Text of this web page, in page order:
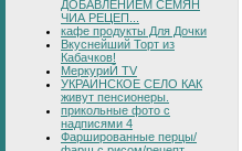
ДОБАВЛЕНИЕМ СЕМЯН
ЧИА РЕЦЕП...
кафе продукты Для Дочки
Вкуснейший Торт из
Кабачков!
МеркуриЙ TV
УКРАИНСКОЕ СЕЛО КАК
живут пенсионеры.
прикольные фото с
надписями 4
Фаршированные перцы/